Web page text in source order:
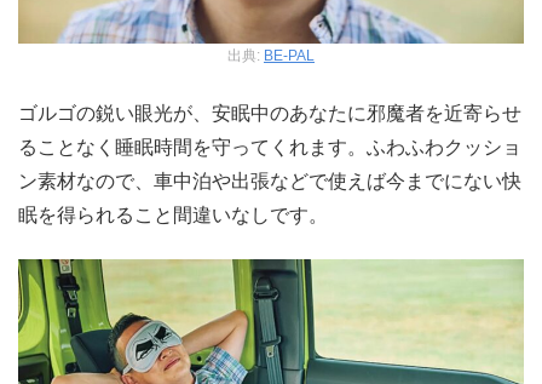
出典: BE-PAL
ゴルゴの鋭い眼光が、安眠中のあなたに邪魔者を近寄らせ
ることなく睡眠時間を守ってくれます。ふわふわクッショ
ン素材なので、車中泊や出張などで使えば今までにない快
眠を得られること間違いなしです。